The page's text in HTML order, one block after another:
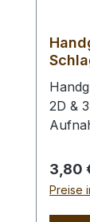
2D &
3,80
Preise